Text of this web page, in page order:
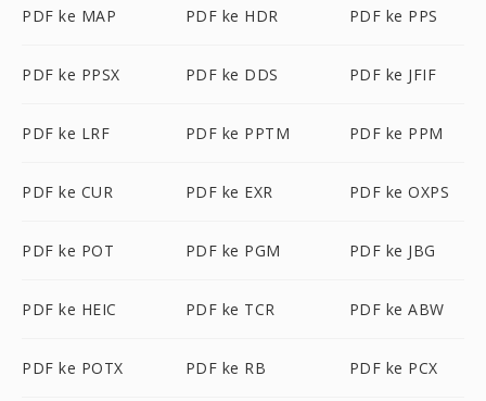
PDF ke MAP PDF ke HDR PDF ke PPS
PDF ke PPSX PDF ke DDS PDF ke JFIF
PDF ke LRF PDF ke PPTM PDF ke PPM
PDF ke CUR PDF ke EXR PDF ke OXPS
PDF ke POT PDF ke PGM PDF ke JBG
PDF ke HEIC PDF ke TCR PDF ke ABW
PDF ke POTX PDF ke RB PDF ke PCX